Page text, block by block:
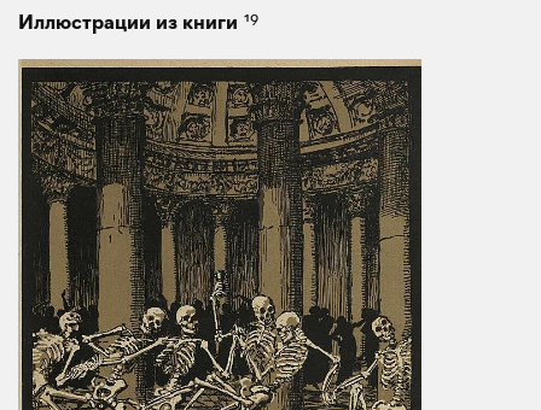
Иллюстрации из книги 19